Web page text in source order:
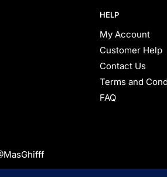
HELP
My Account
Customer Help
Contact Us
Terms and
FAQ